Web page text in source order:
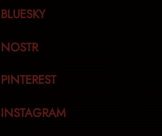
BLUESKY
NOSTR
PINTEREST
INSTAGRAM